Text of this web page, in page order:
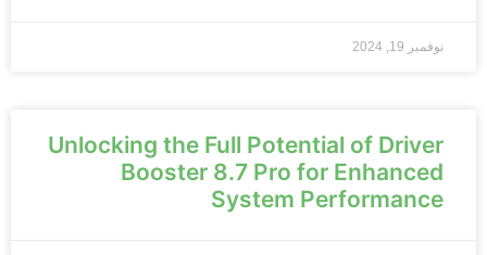
نوفمبر 19, 2024
Unlocking the Full Potential of Driver
Booster 8.7 Pro for Enhanced
System Performance